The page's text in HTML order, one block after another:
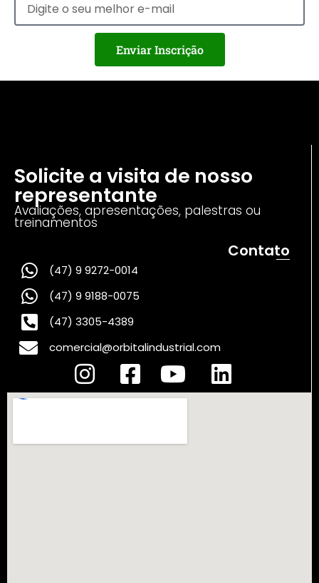
Enviar Inscrição
Solicite a visita de nosso
representante
Avaliações, apresentações, palestras ou
treinamentos
Contato
(47) 9 9272-0014
(47) 9 9188-0075
(47) 3305-4389
comercial@orbitalindustrial.com